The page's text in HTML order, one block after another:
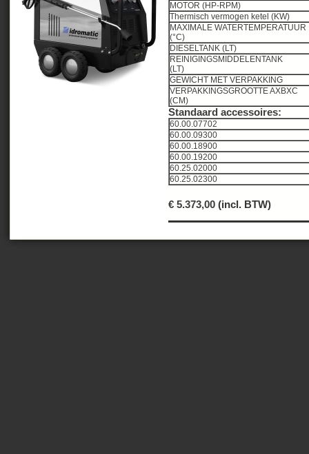
MOTOR (HP-RPM)
Thermisch vermogen ketel (KW)
MAXIMALE WATERTEMPERATUUR
(°C)
DIESELTANK (LT)
REINIGINGSMIDDELENTANK
(LT)
GEWICHT MET VERPAKKING
VERPAKKINGSGROOTTE AXBXC
(CM)
Standaard accessoires:
60.00.07702
60.00.09300
60.00.18900
60.00.19200
60.25.02000
60.25.02300
€ 5.373,00 (incl. BTW)